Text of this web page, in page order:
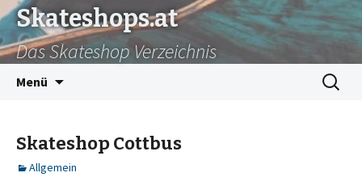
Skateshops.at
Das Skateshop Verzeichnis
Menü
Suchen
nach:
Skateshop Cottbus
Allgemein